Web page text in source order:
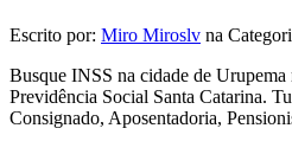
Escrito por: Miro Miroslv na
Busque INSS na cidade de
Previdência Social Santa Catarina.
Consignado, Aposentadoria,